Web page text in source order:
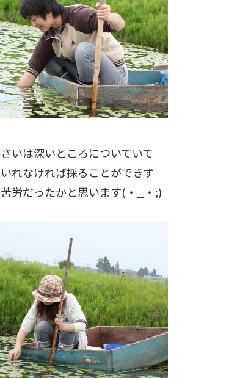
いは深いところについていて
れなければ採ることができず
労だったかと思います(・_・;)